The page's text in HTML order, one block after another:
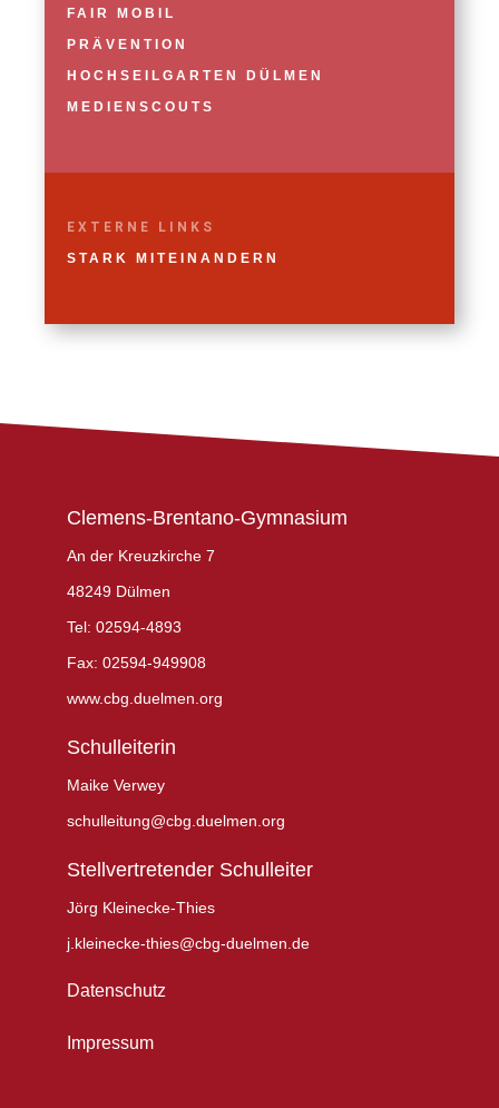
FAIR MOBIL
PRÄVENTION
HOCHSEILGARTEN DÜLMEN
MEDIENSCOUTS
EXTERNE LINKS
STARK MITEINANDERN
Clemens-Brentano-Gymnasium
An der Kreuzkirche 7
48249 Dülmen
Tel: 02594-4893
Fax: 02594-949908
www.cbg.duelmen.org
Schulleiterin
Maike Verwey
schulleitung@cbg.duelmen.org
Stellvertretender Schulleiter
Jörg Kleinecke-Thies
j.kleinecke-thies@cbg-duelmen.de
Datenschutz
Impressum